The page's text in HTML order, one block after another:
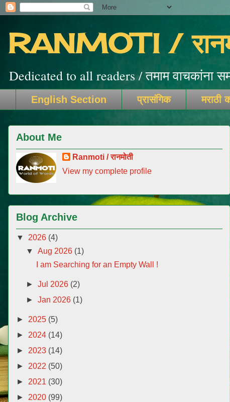
RANMOTI /
Dedicated to all readers / तमाम वाचकांना
English Section प्रासंगिक मराठी
About Me
Ranmoti / रानमोती
View my complete profile
Blog Archive
▼ 2026 (4)
▼Aug 2026 (1)
I am Searching for an Empty Wall !
►Jul 2026 (2)
►Jan 2026 (1)
► 2025 (5)
► 2024 (14)
► 2023 (14)
► 2022 (50)
► 2021 (30)
► 2020 (99)